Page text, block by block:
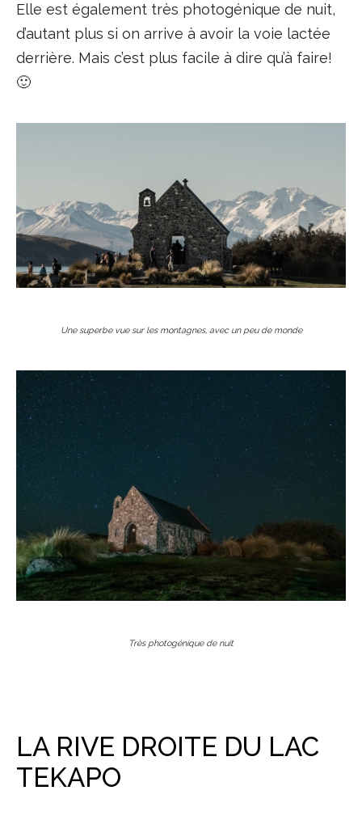
Elle est également très photogénique de nuit,
d’autant plus si on arrive à avoir la voie lactée
derrière. Mais c’est plus facile à dire qu’à faire!
🙂
Une superbe vue sur les montagnes, avec un peu de monde
Très photogénique de nuit
LA RIVE DROITE DU LAC
TEKAPO